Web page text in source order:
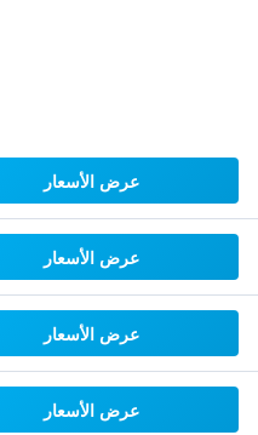
عرض الأسعار
عرض الأسعار
عرض الأسعار
عرض الأسعار